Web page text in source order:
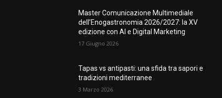
Master Comunicazione Multimediale
dell’Enogastronomia 2026/2027: la XV
edizione con AI e Digital Marketing
17 Giugno 2026
Tapas vs antipasti: una sfida tra sapori e
tradizioni mediterranee
3 Marzo 2026